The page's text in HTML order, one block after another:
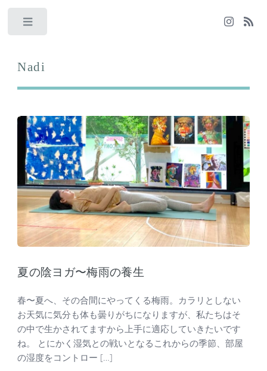
Nadi
夏の陰ヨガ〜梅雨の養生
春〜夏へ、その合間にやってくる梅雨。カラリとしない
お天気に気分も体も曇りがちになりますが、私たちはそ
の中で生かされてますから上手に適応していきたいです
ね。 とにかく湿気との戦いとなるこれからの季節、部屋
の湿度をコントロー […]